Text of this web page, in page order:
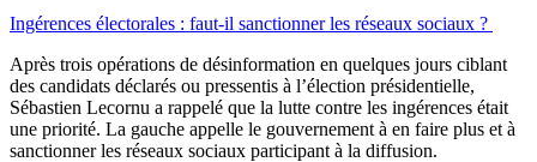
Ingérences électorales : faut-il sanctionner les réseaux sociaux ?
Après trois opérations de désinformation en quelques jours ciblant
des candidats déclarés ou pressentis à l’élection présidentielle,
Sébastien Lecornu a rappelé que la lutte contre les ingérences était
une priorité. La gauche appelle le gouvernement à en faire plus et à
sanctionner les réseaux sociaux participant à la diffusion.